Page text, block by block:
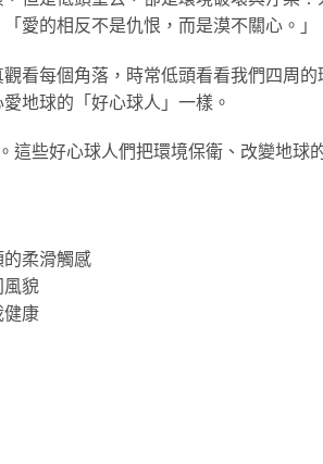
愛的相反不是仇恨，而是漠不關心。」
看每個角落，時常低頭看看我們四周
地球的「好心球人」一樣。
這些好心球人們把環境保衛、改變地
柔滑觸感
風貌
健康